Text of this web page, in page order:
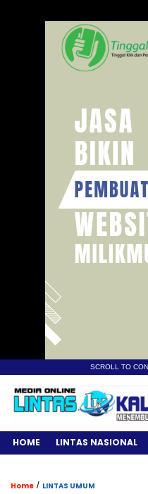
SCROLL TO
HOME LINTAS NASIONAL
Home / LINTAS UMUM